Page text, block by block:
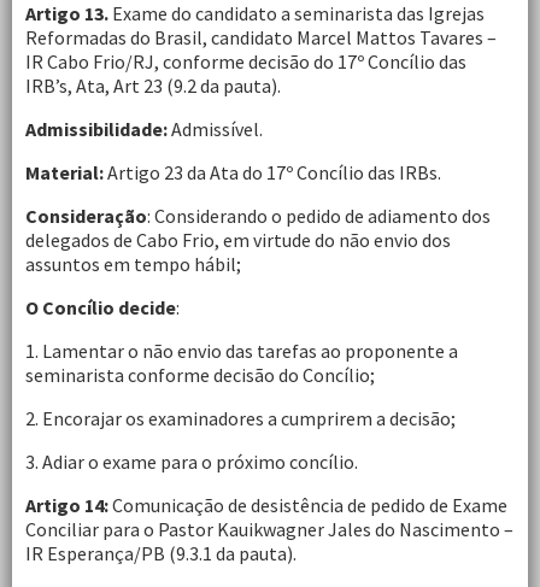
Artigo 13. Exame do candidato a seminarista das Igrejas
Reformadas do Brasil, candidato Marcel Mattos Tavares –
IR Cabo Frio/RJ, conforme decisão do 17º Concílio das
IRB’s, Ata, Art 23 (9.2 da pauta).
Admissibilidade:Admissível.
Material:Artigo 23 da Ata do 17º Concílio das IRBs.
Consideração: Considerando o pedido de adiamento dos
delegados de Cabo Frio, em virtude do não envio dos
assuntos em tempo hábil;
O Concílio decide:
1. Lamentar o não envio das tarefas ao proponente a
seminarista conforme decisão do Concílio;
2. Encorajar os examinadores a cumprirem a decisão;
3. Adiar o exame para o próximo concílio.
Artigo 14:Comunicação de desistência de pedido de Exame
Conciliar para o Pastor Kauikwagner Jales do Nascimento –
IR Esperança/PB (9.3.1 da pauta).